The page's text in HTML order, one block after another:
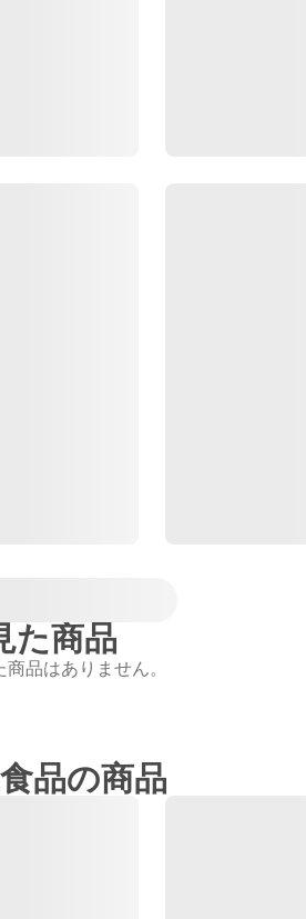
た商品
品はありません。
品の商品